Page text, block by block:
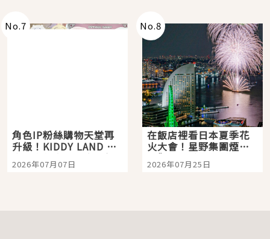
No.7
角色IP粉絲購物天堂再
升級！KIDDY LAND 原
宿店吉伊卡哇迎客，新
開幕 OMOKADO 店3分
2026年07月07日
No.8
在飯店裡看日本夏季花
火大會！星野集團煙火
景觀飯店6選，讓你不用
人擠人悠閒欣賞
2026年07月25日